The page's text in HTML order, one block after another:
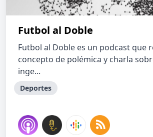
Futbol al Doble
Futbol al Doble es un podcast que
concepto de polémica y charla
inge...
Deportes